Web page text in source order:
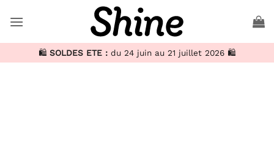
🛍️ SOLDES ETE : du 24 juin au 21 juillet 2026 🛍️